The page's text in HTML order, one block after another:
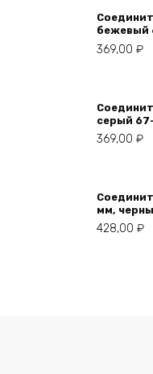
бежевый
369,00 ₽
серый
369,00 ₽
мм,
428,00 ₽